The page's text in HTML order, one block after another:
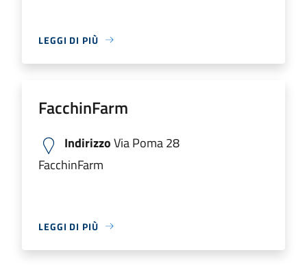
LEGGI DI PIÙ
FacchinFarm
IndirizzoVia Poma 28
FacchinFarm
LEGGI DI PIÙ